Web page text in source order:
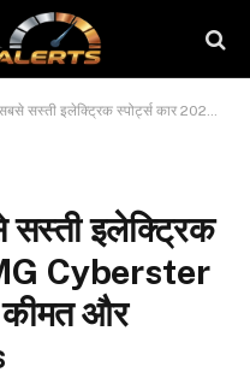
कार 2025 MG Cyberster EV, देखिए बैटरी पैक, कीमत और Luxury Features
सस्ती इलेक्ट्रिक
Cyberster
कीमत और